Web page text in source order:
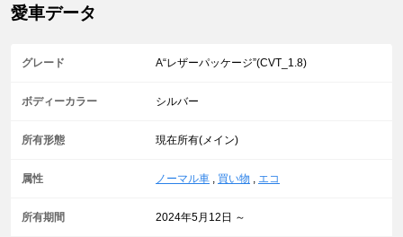
愛車データ
グレード A“レザーパッケージ”(CVT_1.8)
ボディーカラー シルバー
所有形態 現在所有(メイン)
属性 ノーマル車 買い物 エコ
所有期間 2024年5月12日 ～